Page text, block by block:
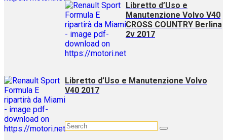
Libretto d’Uso e
Manutenzione Volvo V40
CROSS COUNTRY Berlina
2v 2017
Libretto d’Uso e Manutenzione Volvo
V40 2017